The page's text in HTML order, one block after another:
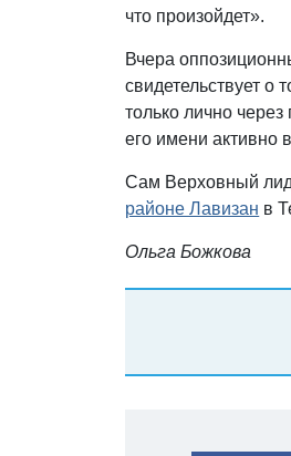
что произойдет».
Вчера
свидетельствует
только лично
его имени активно
Сам Верховный
районе Лавизан в
Ольга Божкова